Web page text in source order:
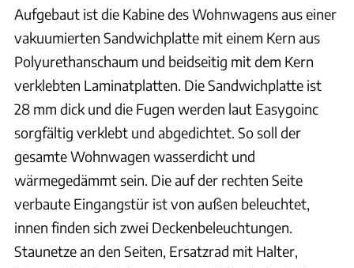
Aufgebaut ist die Kabine des Wohnwagens aus einer
vakuumierten Sandwichplatte mit einem Kern aus
Polyurethanschaum und beidseitig mit dem Kern
verklebten Laminatplatten. Die Sandwichplatte ist
28 mm dick und die Fugen werden laut Easygoinc
sorgfältig verklebt und abgedichtet. So soll der
gesamte Wohnwagen wasserdicht und
wärmegedämmt sein. Die auf der rechten Seite
verbaute Eingangstür ist von außen beleuchtet,
innen finden sich zwei Deckenbeleuchtungen.
Staunetze an den Seiten, Ersatzrad mit Halter,